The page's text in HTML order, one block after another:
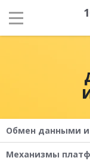
Обмен данными и
Механизмы